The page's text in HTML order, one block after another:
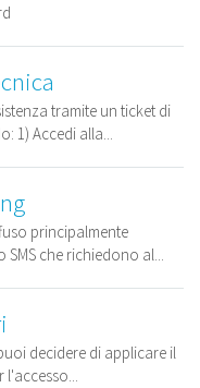
tramite un ticket di
1) Accedi alla...
principalmente
che richiedono al...
decidere di applicare il
l'accesso...